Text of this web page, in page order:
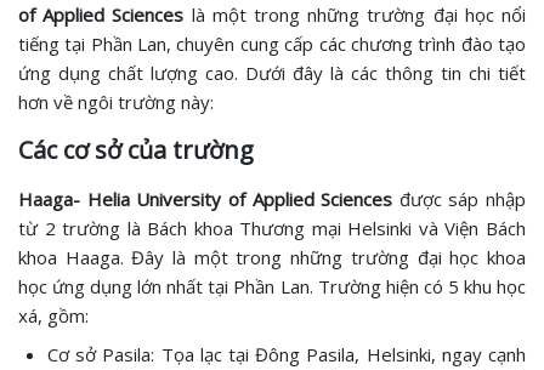
of Applied Sciences là một trong những trường đại học nổi
tiếng tại Phần Lan, chuyên cung cấp các chương trình đào tạo
ứng dụng chất lượng cao. Dưới đây là các thông tin chi tiết
hơn về ngôi trường này:
Các cơ sở của trường
Haaga- Helia University of Applied Sciences được sáp nhập
từ 2 trường là Bách khoa Thương mại Helsinki và Viện Bách
khoa Haaga. Đây là một trong những trường đại học khoa
học ứng dụng lớn nhất tại Phần Lan. Trường hiện có 5 khu học
xá, gồm:
Cơ sở Pasila: Tọa lạc tại Đông Pasila, Helsinki, ngay cạnh